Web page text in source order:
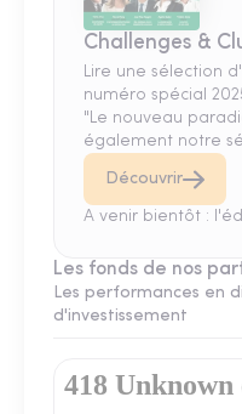
Challenges &
Lire une sélection
numéro spécial
"Le nouveau
également notre
Découvrir
A venir bientôt :
Les fonds de nos
Les performances en
d'investissement